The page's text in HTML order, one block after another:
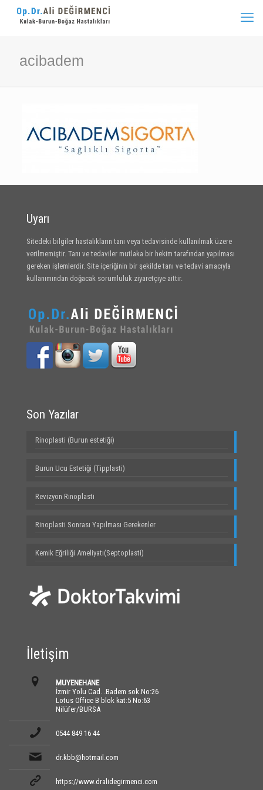
acibadem
Uyarı
Sitedeki bilgiler hastalıkların tanı veya tedavisinde kullanılmak üzere
verilmemiştir. Tanı ve tedaviler mutlaka bir hekim tarafından yapılması
gereken işlemlerdir. Site içeriğinin bir şekilde tanı ve tedavi amacıyla
kullanımından doğacak sorumluluk ziyaretçiye aittir.
Son Yazılar
Rinoplasti (Burun estetiği)
Burun Ucu Estetiği (Tipplasti)
Revizyon Rinoplasti
Rinoplasti Sonrası Yapılması Gerekenler
Kemik Eğriliği Ameliyatı(Septoplasti)
İletişim
MUYENEHANE
İzmir Yolu Cad. .Badem sok.No:26
Lotus Office B blok kat:5 No:63
Nilüfer/BURSA
0544 849 16 44
dr.kbb@hotmail.com
https://www.dralidegirmenci.com